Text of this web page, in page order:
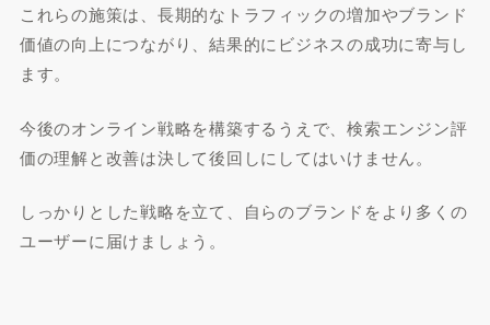
これらの施策は、長期的なトラフィックの増加やブランド
価値の向上につながり、結果的にビジネスの成功に寄与し
ます。
今後のオンライン戦略を構築するうえで、検索エンジン評
価の理解と改善は決して後回しにしてはいけません。
しっかりとした戦略を立て、自らのブランドをより多くの
ユーザーに届けましょう。